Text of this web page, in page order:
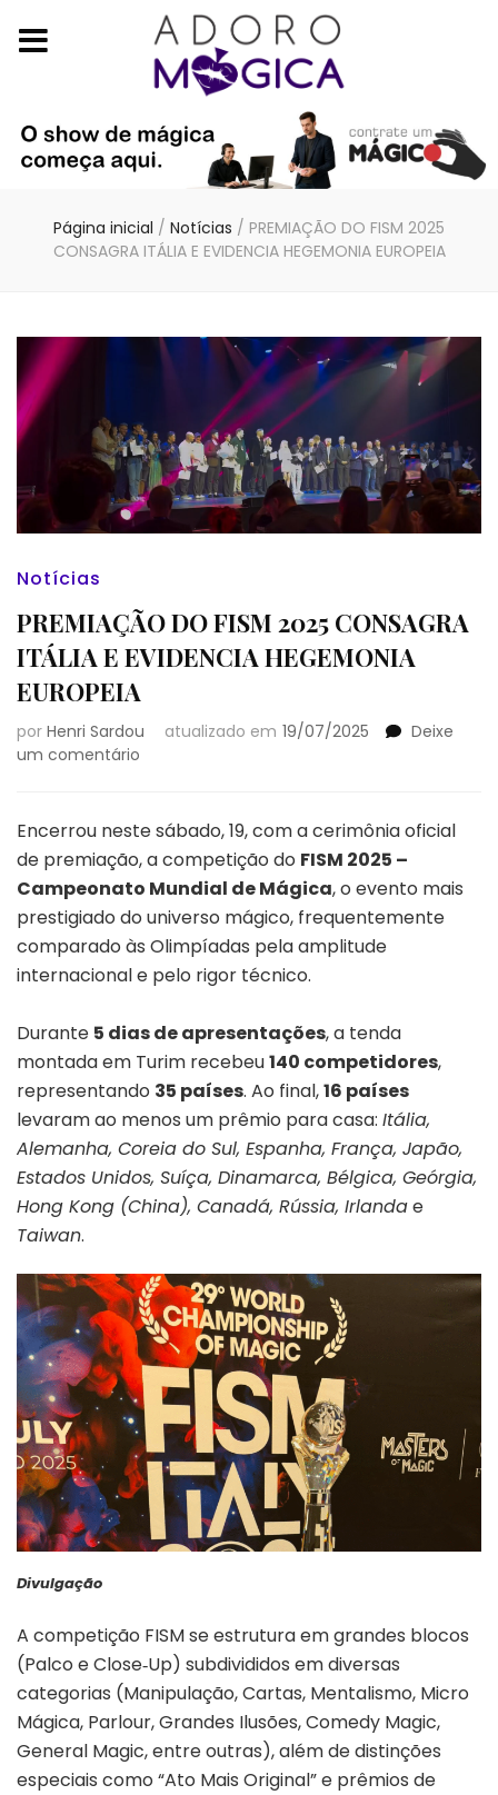
Página inicial / Notícias / PREMIAÇÃO DO FISM 2025
CONSAGRA ITÁLIA E EVIDENCIA HEGEMONIA EUROPEIA
Notícias
PREMIAÇÃO DO FISM 2025 CONSAGRA
ITÁLIA E EVIDENCIA HEGEMONIA
EUROPEIA
por Henri Sardou atualizado em 19/07/2025
Deixe
um comentário
FISM
CONSAGRA
ITÁLIA
E
EVIDENCIA
HEGEMONIA
EUROPEIA
Encerrou neste sábado, 19, com a cerimônia oficial
de premiação, a competição do FISM 2025 –
Campeonato Mundial de Mágica, o evento mais
prestigiado do universo mágico, frequentemente
comparado às Olimpíadas pela amplitude
internacional e pelo rigor técnico.
Durante 5 dias de apresentações, a tenda
montada em Turim recebeu140 competidores,
representando 35 países. Ao final,16 países
levaram ao menos um prêmio para casa: Itália,
Alemanha, Coreia do Sul, Espanha, França, Japão,
Estados Unidos, Suíça, Dinamarca, Bélgica, Geórgia,
Hong Kong (China), Canadá, Rússia, Irlandae
Taiwan.
Divulgação
A competição FISM se estrutura em grandes blocos
(Palco e Close‑Up) subdivididos em diversas
categorias (Manipulação, Cartas, Mentalismo, Micro
Mágica, Parlour, Grandes Ilusões, Comedy Magic,
General Magic, entre outras), além de distinções
especiais como “Ato Mais Original” e prêmios de